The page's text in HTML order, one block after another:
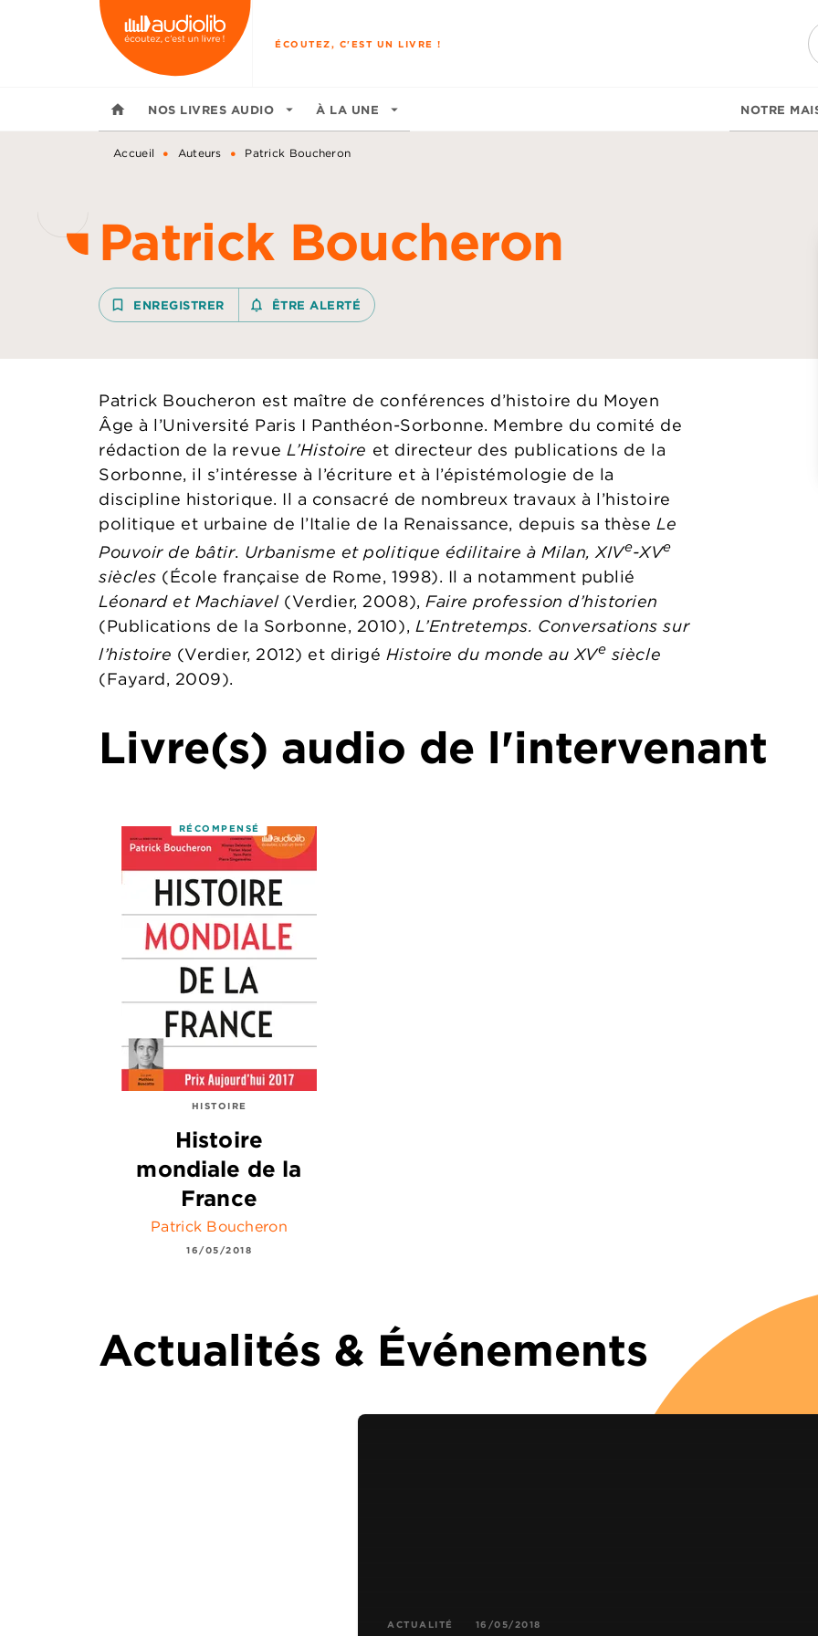
MENU RECHERCHE
ÉCOUTEZ, C'EST UN LIVRE !
home NOS LIVRES AUDIO arrow_drop_down À LA UNE arrow_drop_down NOTRE
Accueil • Auteurs • Patrick Boucheron
Patrick Boucheron
bookmark_border ENREGISTRER notifications_none_outlined
ÊTRE ALERTÉ
Patrick Boucheron est maître de conférences d’histoire du Moyen
Âge à l’Université Paris I Panthéon-Sorbonne. Membre du comité de
rédaction de la revue L’Histoire et directeur des publications de la
Sorbonne, il s’intéresse à l’écriture et à l’épistémologie de la
discipline historique. Il a consacré de nombreux travaux à l’histoire
politique et urbaine de l’Italie de la Renaissance, depuis sa thèseLe
Pouvoir de bâtir. Urbanisme et politique édilitaire à Milan, XIVe-XVe
siècles (École française de Rome, 1998). Il a notamment publié
Léonard et Machiavel(Verdier, 2008),Faire profession d’historien
(Publications de la Sorbonne, 2010), L’Entretemps. Conversations sur
l’histoire (Verdier, 2012) et dirigé Histoire du monde au XVe siècle
(Fayard, 2009).
Livre(s) audio de l'intervenant
RÉCOMPENSÉ
HISTOIRE
Histoire
mondiale de la
France
Patrick Boucheron
16/05/2018
Actualités & Événements
ACTUALITÉ 16/05/2018